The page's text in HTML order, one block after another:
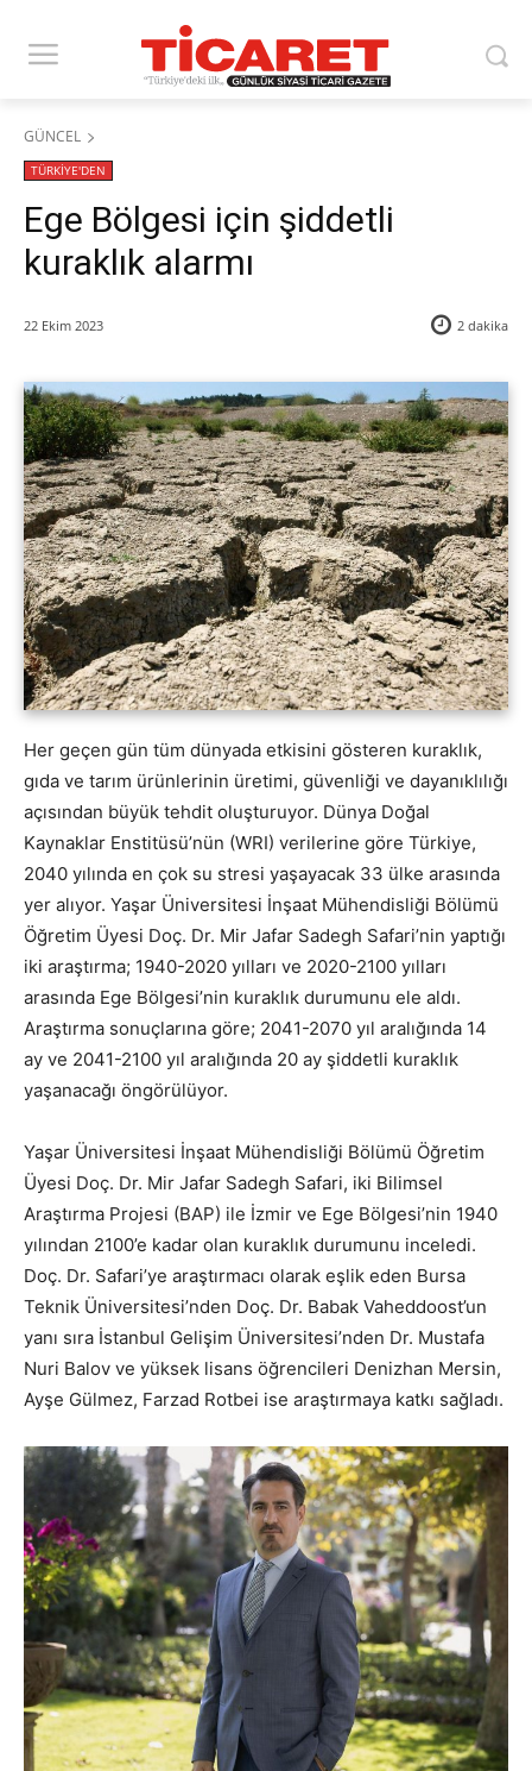
GÜNCEL
TÜRKİYE'DEN
Ege Bölgesi için şiddetli
kuraklık alarmı
22 Ekim 2023 2 dakika
Her geçen gün tüm dünyada etkisini gösteren kuraklık,
gıda ve tarım ürünlerinin üretimi, güvenliği ve dayanıklılığı
açısından büyük tehdit oluşturuyor. Dünya Doğal
Kaynaklar Enstitüsü’nün (WRI) verilerine göre Türkiye,
2040 yılında en çok su stresi yaşayacak 33 ülke arasında
yer alıyor. Yaşar Üniversitesi İnşaat Mühendisliği Bölümü
Öğretim Üyesi Doç. Dr. Mir Jafar Sadegh Safari’nin yaptığı
iki araştırma; 1940-2020 yılları ve 2020-2100 yılları
arasında Ege Bölgesi’nin kuraklık durumunu ele aldı.
Araştırma sonuçlarına göre; 2041-2070 yıl aralığında 14
ay ve 2041-2100 yıl aralığında 20 ay şiddetli kuraklık
yaşanacağı öngörülüyor.
Yaşar Üniversitesi İnşaat Mühendisliği Bölümü Öğretim
Üyesi Doç. Dr. Mir Jafar Sadegh Safari, iki Bilimsel
Araştırma Projesi (BAP) ile İzmir ve Ege Bölgesi’nin 1940
yılından 2100’e kadar olan kuraklık durumunu inceledi.
Doç. Dr. Safari’ye araştırmacı olarak eşlik eden Bursa
Teknik Üniversitesi’nden Doç. Dr. Babak Vaheddoost’un
yanı sıra İstanbul Gelişim Üniversitesi’nden Dr. Mustafa
Nuri Balov ve yüksek lisans öğrencileri Denizhan Mersin,
Ayşe Gülmez, Farzad Rotbei ise araştırmaya katkı sağladı.